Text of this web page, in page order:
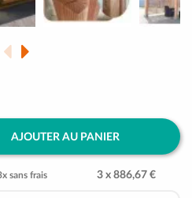
AJOUTER AU PANIER
sans frais 3 x 886,67 €